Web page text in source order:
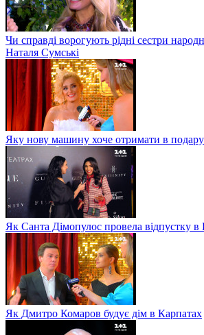
Чи справді ворогують рідні сестри
Наталя Сумські
Яку нову машину хоче отримати в
Як Санта Дімопулос провела відпустку
Як Дмитро Комаров будує дім в Карпатах